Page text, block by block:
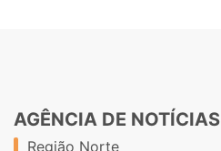
AGÊNCIA DE NOTÍCIAS
Região Norte